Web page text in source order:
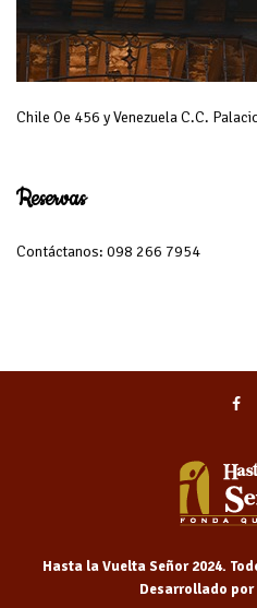
Chile Oe 456 y Venezuela C.C.
Reservas
Contáctanos: 098 266 7954
Hasta la Vuelta Señor 2024.
Desarrollado por